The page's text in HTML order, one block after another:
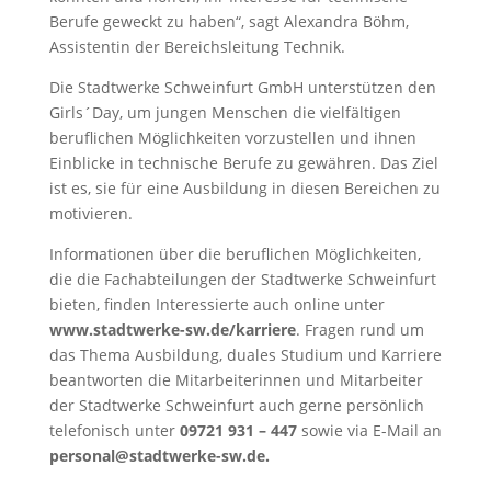
Berufe geweckt zu haben“, sagt Alexandra Böhm,
Assistentin der Bereichsleitung Technik.
Die Stadtwerke Schweinfurt GmbH unterstützen den
Girls´Day, um jungen Menschen die vielfältigen
beruflichen Möglichkeiten vorzustellen und ihnen
Einblicke in technische Berufe zu gewähren. Das Ziel
ist es, sie für eine Ausbildung in diesen Bereichen zu
motivieren.
Informationen über die beruflichen Möglichkeiten,
die die Fachabteilungen der Stadtwerke Schweinfurt
bieten, finden Interessierte auch online unter
www.stadtwerke-sw.de/karriere. Fragen rund um
das Thema Ausbildung, duales Studium und Karriere
beantworten die Mitarbeiterinnen und Mitarbeiter
der Stadtwerke Schweinfurt auch gerne persönlich
telefonisch unter 09721 931 – 447 sowie via E-Mail an
personal@stadtwerke-sw.de.